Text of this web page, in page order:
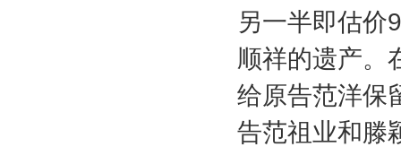
另一半即估价9
顺祥的遗产。
给原告范洋保
告范祖业和滕